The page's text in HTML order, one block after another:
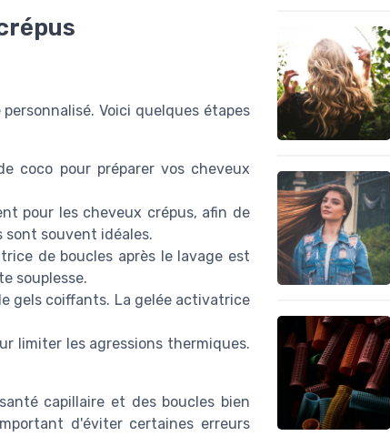
Voici quelques étapes
coco pour préparer vos cheveux
pour les cheveux crépus, afin de
sont souvent idéales.
de boucles après le lavage est
souplesse.
gels coiffants. La gelée activatrice
limiter les agressions thermiques.
capillaire et des boucles bien
d'éviter certaines erreurs